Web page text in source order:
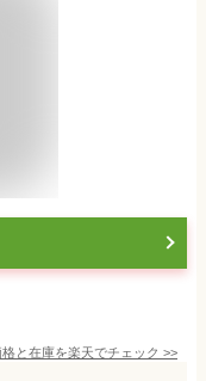
格と在庫を楽天でチェック >>